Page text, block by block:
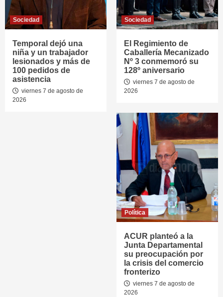
Sociedad
Temporal dejó una
niña y un trabajador
lesionados y más de
100 pedidos de
asistencia
viernes 7 de agosto de
2026
Sociedad
El Regimiento de
Caballería Mecanizado
Nº 3 conmemoró su
128º aniversario
viernes 7 de agosto de
2026
Política
ACUR planteó a la
Junta Departamental
su preocupación por
la crisis del comercio
fronterizo
viernes 7 de agosto de
2026